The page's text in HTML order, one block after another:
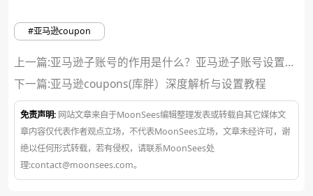
#亚马逊coupon
上一篇:亚马逊子账号的作用是什么？亚马逊子账号设置流
程
下一篇:亚马逊coupons(库胖）深度解析与设置教程
免责声明: 网站文章来自于MoonSees编辑整理发表或转载自其它媒体文
章内容仅代表作者观点立场，不代表MoonSees立场，文章未经许可，谢
绝以任何形式转载，若有侵权，请联系MoonSees处
理:contact@moonsees.com。